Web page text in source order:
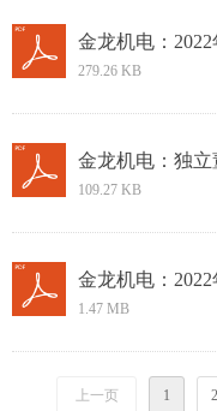
279.26 KB
109.27 KB
金龙机电：
1.47 MB
上一页 1 2